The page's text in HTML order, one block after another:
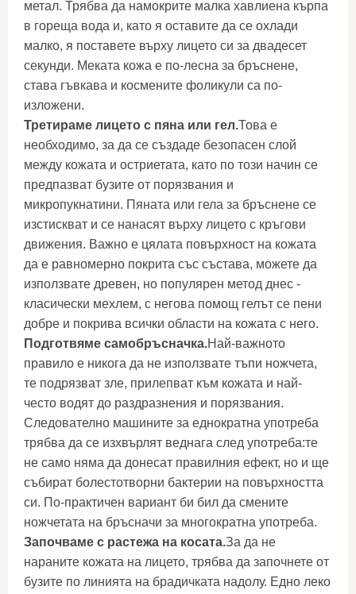
метал. Трябва да намокрите малка хавлиена кърпа
в гореща вода и, като я оставите да се охлади
малко, я поставете върху лицето си за двадесет
секунди. Меката кожа е по-лесна за бръснене,
става гъвкава и космените фоликули са по-
изложени.
Третираме лицето с пяна или гел.Това е
необходимо, за да се създаде безопасен слой
между кожата и остриетата, като по този начин се
предпазват бузите от порязвания и
микропукнатини. Пяната или гела за бръснене се
изстискват и се нанасят върху лицето с кръгови
движения. Важно е цялата повърхност на кожата
да е равномерно покрита със състава, можете да
използвате древен, но популярен метод днес -
класически мехлем, с негова помощ гелът се пени
добре и покрива всички области на кожата с него.
Подготвяме самобръсначка.Най-важното
правило е никога да не използвате тъпи ножчета,
те подрязват зле, прилепват към кожата и най-
често водят до раздразнения и порязвания.
Следователно машините за еднократна употреба
трябва да се изхвърлят веднага след употреба:те
не само няма да донесат правилния ефект, но и ще
събират болестотворни бактерии на повърхността
си. По-практичен вариант би бил да смените
ножчетата на бръсначи за многократна употреба.
Започваме с растежа на косата.За да не
нараните кожата на лицето, трябва да започнете от
бузите по линията на брадичката надолу. Едно леко